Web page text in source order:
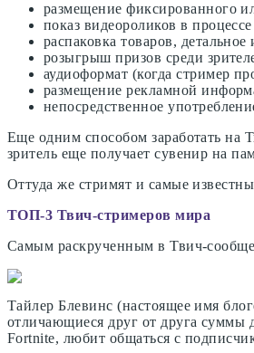
размещение фиксированного
показ видеороликов в
распаковка товаров,
розыгрыш призов среди
аудиоформат (когда стример
размещение рекламной
непосредственное
Еще одним способом заработать на
зритель еще получает сувенир на
Оттуда же стримят и самые
ТОП-3 Твич-стримеров мира
Самым раскрученным в Твич-
Тайлер Блевинс (настоящее имя
отличающиеся друг от друга суммы
Fortnite, любит общаться с